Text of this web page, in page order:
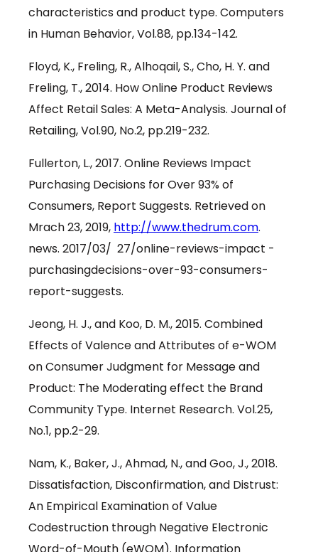
characteristics and product type. Computers
in Human Behavior, Vol.88, pp.134-142.
Floyd, K., Freling, R., Alhoqail, S., Cho, H. Y. and
Freling, T., 2014. How Online Product Reviews
Affect Retail Sales: A Meta-Analysis. Journal of
Retailing, Vol.90, No.2, pp.219-232.
Fullerton, L., 2017. Online Reviews Impact
Purchasing Decisions for Over 93% of
Consumers, Report Suggests. Retrieved on
Mrach 23, 2019, http://www.thedrum.com.
news. 2017/03/ 27/online-reviews-impact -
purchasingdecisions-over-93-consumers-
report-suggests.
Jeong, H. J., and Koo, D. M., 2015. Combined
Effects of Valence and Attributes of e-WOM
on Consumer Judgment for Message and
Product: The Moderating effect the Brand
Community Type. Internet Research. Vol.25,
No.1, pp.2-29.
Nam, K., Baker, J., Ahmad, N., and Goo, J., 2018.
Dissatisfaction, Disconfirmation, and Distrust:
An Empirical Examination of Value
Codestruction through Negative Electronic
Word-of-Mouth (eWOM). Information